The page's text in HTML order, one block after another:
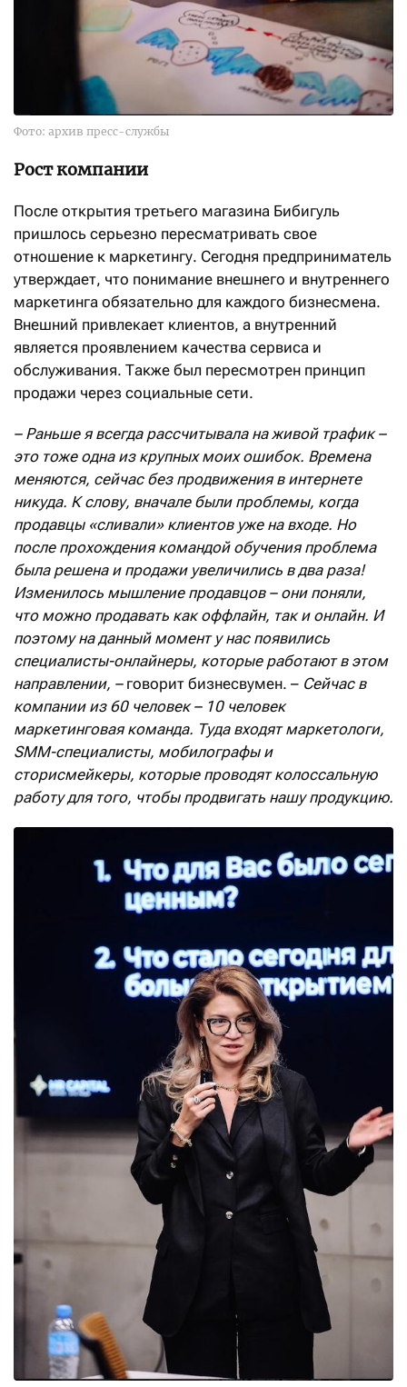
Фото: архив пресс-службы
Рост компании
После открытия третьего магазина Бибигуль
пришлось серьезно пересматривать свое
отношение к маркетингу. Сегодня предприниматель
утверждает, что понимание внешнего и внутреннего
маркетинга обязательно для каждого бизнесмена.
Внешний привлекает клиентов, а внутренний
является проявлением качества сервиса и
обслуживания. Также был пересмотрен принцип
продажи через социальные сети.
– Раньше я всегда рассчитывала на живой трафик –
это тоже одна из крупных моих ошибок. Времена
меняются, сейчас без продвижения в интернете
никуда. К слову, вначале были проблемы, когда
продавцы «сливали» клиентов уже на входе. Но
после прохождения командой обучения проблема
была решена и продажи увеличились в два раза!
Изменилось мышление продавцов – они поняли,
что можно продавать как оффлайн, так и онлайн. И
поэтому на данный момент у нас появились
специалисты-онлайнеры, которые работают в этом
направлении, – говорит бизнесвумен. – Сейчас в
компании из 60 человек – 10 человек
маркетинговая команда. Туда входят маркетологи,
SMM-специалисты, мобилографы и
сторисмейкеры, которые проводят колоссальную
работу для того, чтобы продвигать нашу продукцию.